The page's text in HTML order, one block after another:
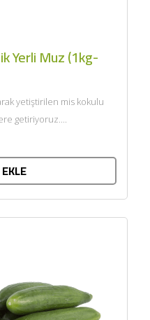
Yerli Muz (1kg-
yetiştirilen mis kokulu
getiriyoruz....